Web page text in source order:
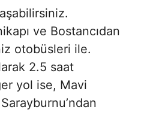
ve Bostancıdan
otobüsleri ile.
2.5 saat
yol ise, Mavi